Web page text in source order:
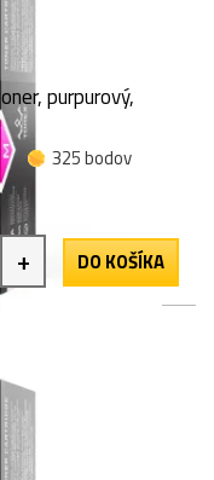
purpurový,
325 bodov
+ DO KOŠÍKA